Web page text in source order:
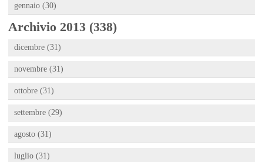
gennaio (30)
Archivio 2013 (338)
dicembre (31)
novembre (31)
ottobre (31)
settembre (29)
agosto (31)
luglio (31)